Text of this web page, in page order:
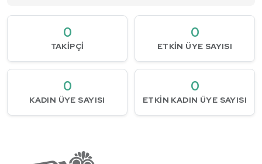
0
TAKIPÇI
0
ETKIN ÜYE SAYISI
0
KADIN ÜYE SAYISI
0
ETKIN KADIN ÜYE SAYISI